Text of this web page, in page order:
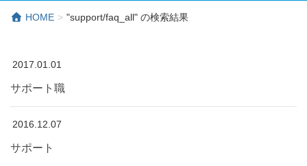
HOME "support/faq_all" の検索結果
2017.01.01
サポート職
2016.12.07
サポート